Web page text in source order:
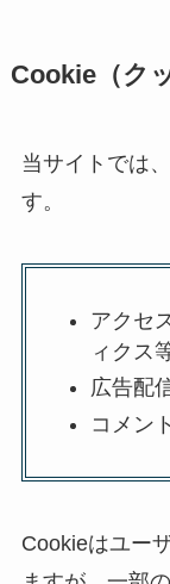
Cookie（ク
当サイトでは
す。
アクセ
ィクス
広告配
コメン
Cookieはユー